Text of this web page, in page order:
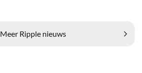
Meer Ripple nieuws